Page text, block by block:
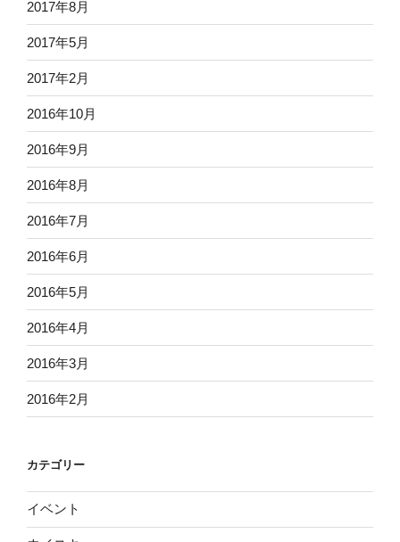
2017年8月
2017年5月
2017年2月
2016年10月
2016年9月
2016年8月
2016年7月
2016年6月
2016年5月
2016年4月
2016年3月
2016年2月
カテゴリー
イベント